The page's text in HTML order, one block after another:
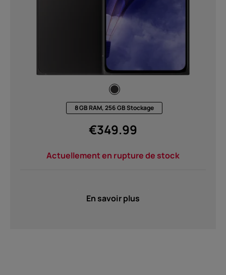
Recyclage des appareils
Auto-réparation8 GB RAM, 256 GB Stockage
€349.99
Actuellement en rupture de stock
En savoir plus